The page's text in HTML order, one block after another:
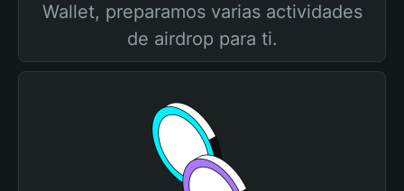
Wallet, preparamos varias actividades
de airdrop para ti.